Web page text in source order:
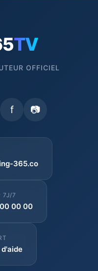
TV
OFFICIEL
f 📷
365.co
7J/7
00 00